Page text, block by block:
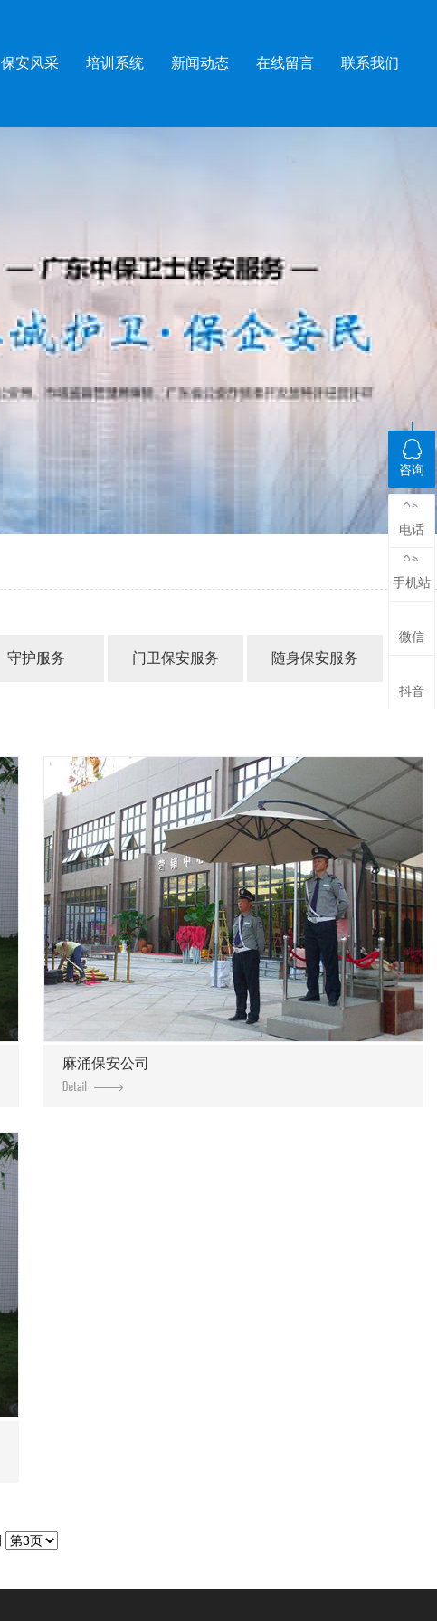
保安风采 培训系统 新闻动态 在线留言 联系我们
守护服务 门卫保安服务 随身保安服务
麻涌保安公司
咨询
电话
手机站
微信
抖音